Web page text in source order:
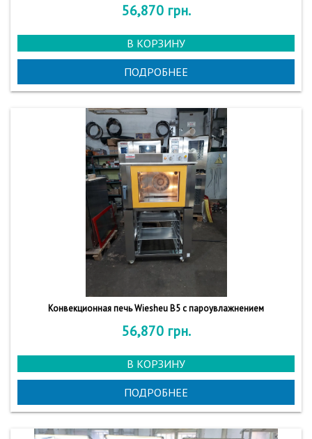
56,870 грн.
В КОРЗИНУ
ПОДРОБНЕЕ
Конвекционная печь Wiesheu B5 с пароувлажнением
56,870 грн.
В КОРЗИНУ
ПОДРОБНЕЕ